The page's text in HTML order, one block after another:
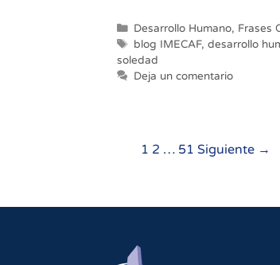
Categorías
Desarrollo Humano, Frases
Etiquetas
blog IMECAF,desarrollo
soledad
Deja un comentario
Navegación
1 2 … 51 Siguiente →